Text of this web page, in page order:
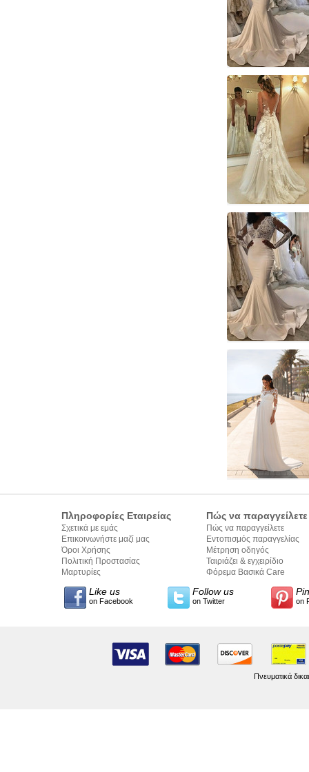
Πληροφορίες Εταιρείας
Σχετικά με εμάς
Επικοινωνήστε μαζί μας
Όροι Χρήσης
Πολιτική Προστασίας
Προσωπικών Δεδομένων
Μαρτυρίες
Πώς να παραγγείλετε
Πώς να παραγγείλετε
Εντοπισμός παραγγελίας
Μέτρηση οδηγός
Ταιριάζει & εγχειρίδιο
σύνταξης κειμένων
Φόρεμα Βασικά Care
Like us
on Facebook
Follow us
on Twitter on
Πνευματικά